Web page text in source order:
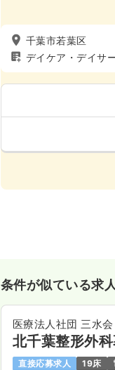
千葉市若葉区
デイケア・デイサ
条件が似ている求人
医療法人社団 三水会
北千葉整形外
直接応募求人 19床